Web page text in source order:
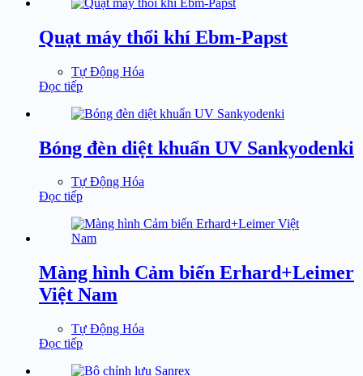
Quạt máy thổi khí Ebm-Papst
Tự Động Hóa
Đọc tiếp
Bóng đèn diệt khuẩn UV Sankyodenki
Tự Động Hóa
Đọc tiếp
Màng hình Cảm biến Erhard+Leimer
Việt Nam
Tự Động Hóa
Đọc tiếp